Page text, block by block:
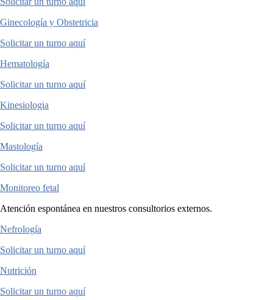
Ginecología y Obstetricia
Solicitar un turno aquí
Hematología
Solicitar un turno aquí
Kinesiologia
Solicitar un turno aquí
Mastología
Solicitar un turno aquí
Monitoreo fetal
Atención espontánea en nuestros consultorios externos.
Nefrología
Solicitar un turno aquí
Nutrición
Solicitar un turno aquí